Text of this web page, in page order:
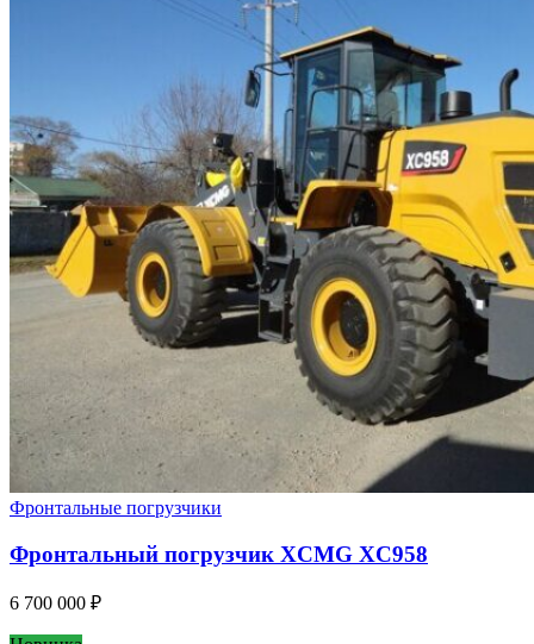
Фронтальные погрузчики
Фронтальный погрузчик XCMG XC958
6 700 000 ₽